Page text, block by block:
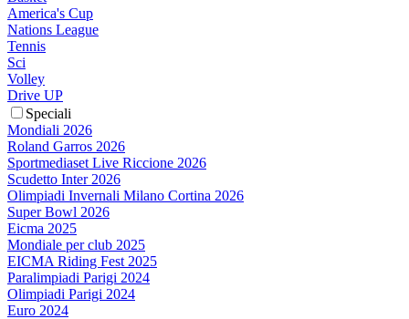
America's Cup
Nations League
Tennis
Sci
Volley
Drive UP
Speciali
Mondiali 2026
Roland Garros 2026
Sportmediaset Live Riccione 2026
Scudetto Inter 2026
Olimpiadi Invernali Milano Cortina 2026
Super Bowl 2026
Eicma 2025
Mondiale per club 2025
EICMA Riding Fest 2025
Paralimpiadi Parigi 2024
Olimpiadi Parigi 2024
Euro 2024